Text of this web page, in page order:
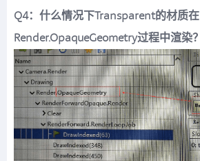
Q4：什么情况下Transparent的材质在
Render.OpaqueGeometry过程中渲染？